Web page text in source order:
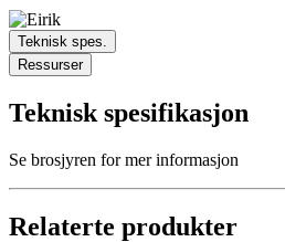
Teknisk spes.
Ressurser
Teknisk spesifikasjon
Se brosjyren for mer informasjon
Relaterte produkter